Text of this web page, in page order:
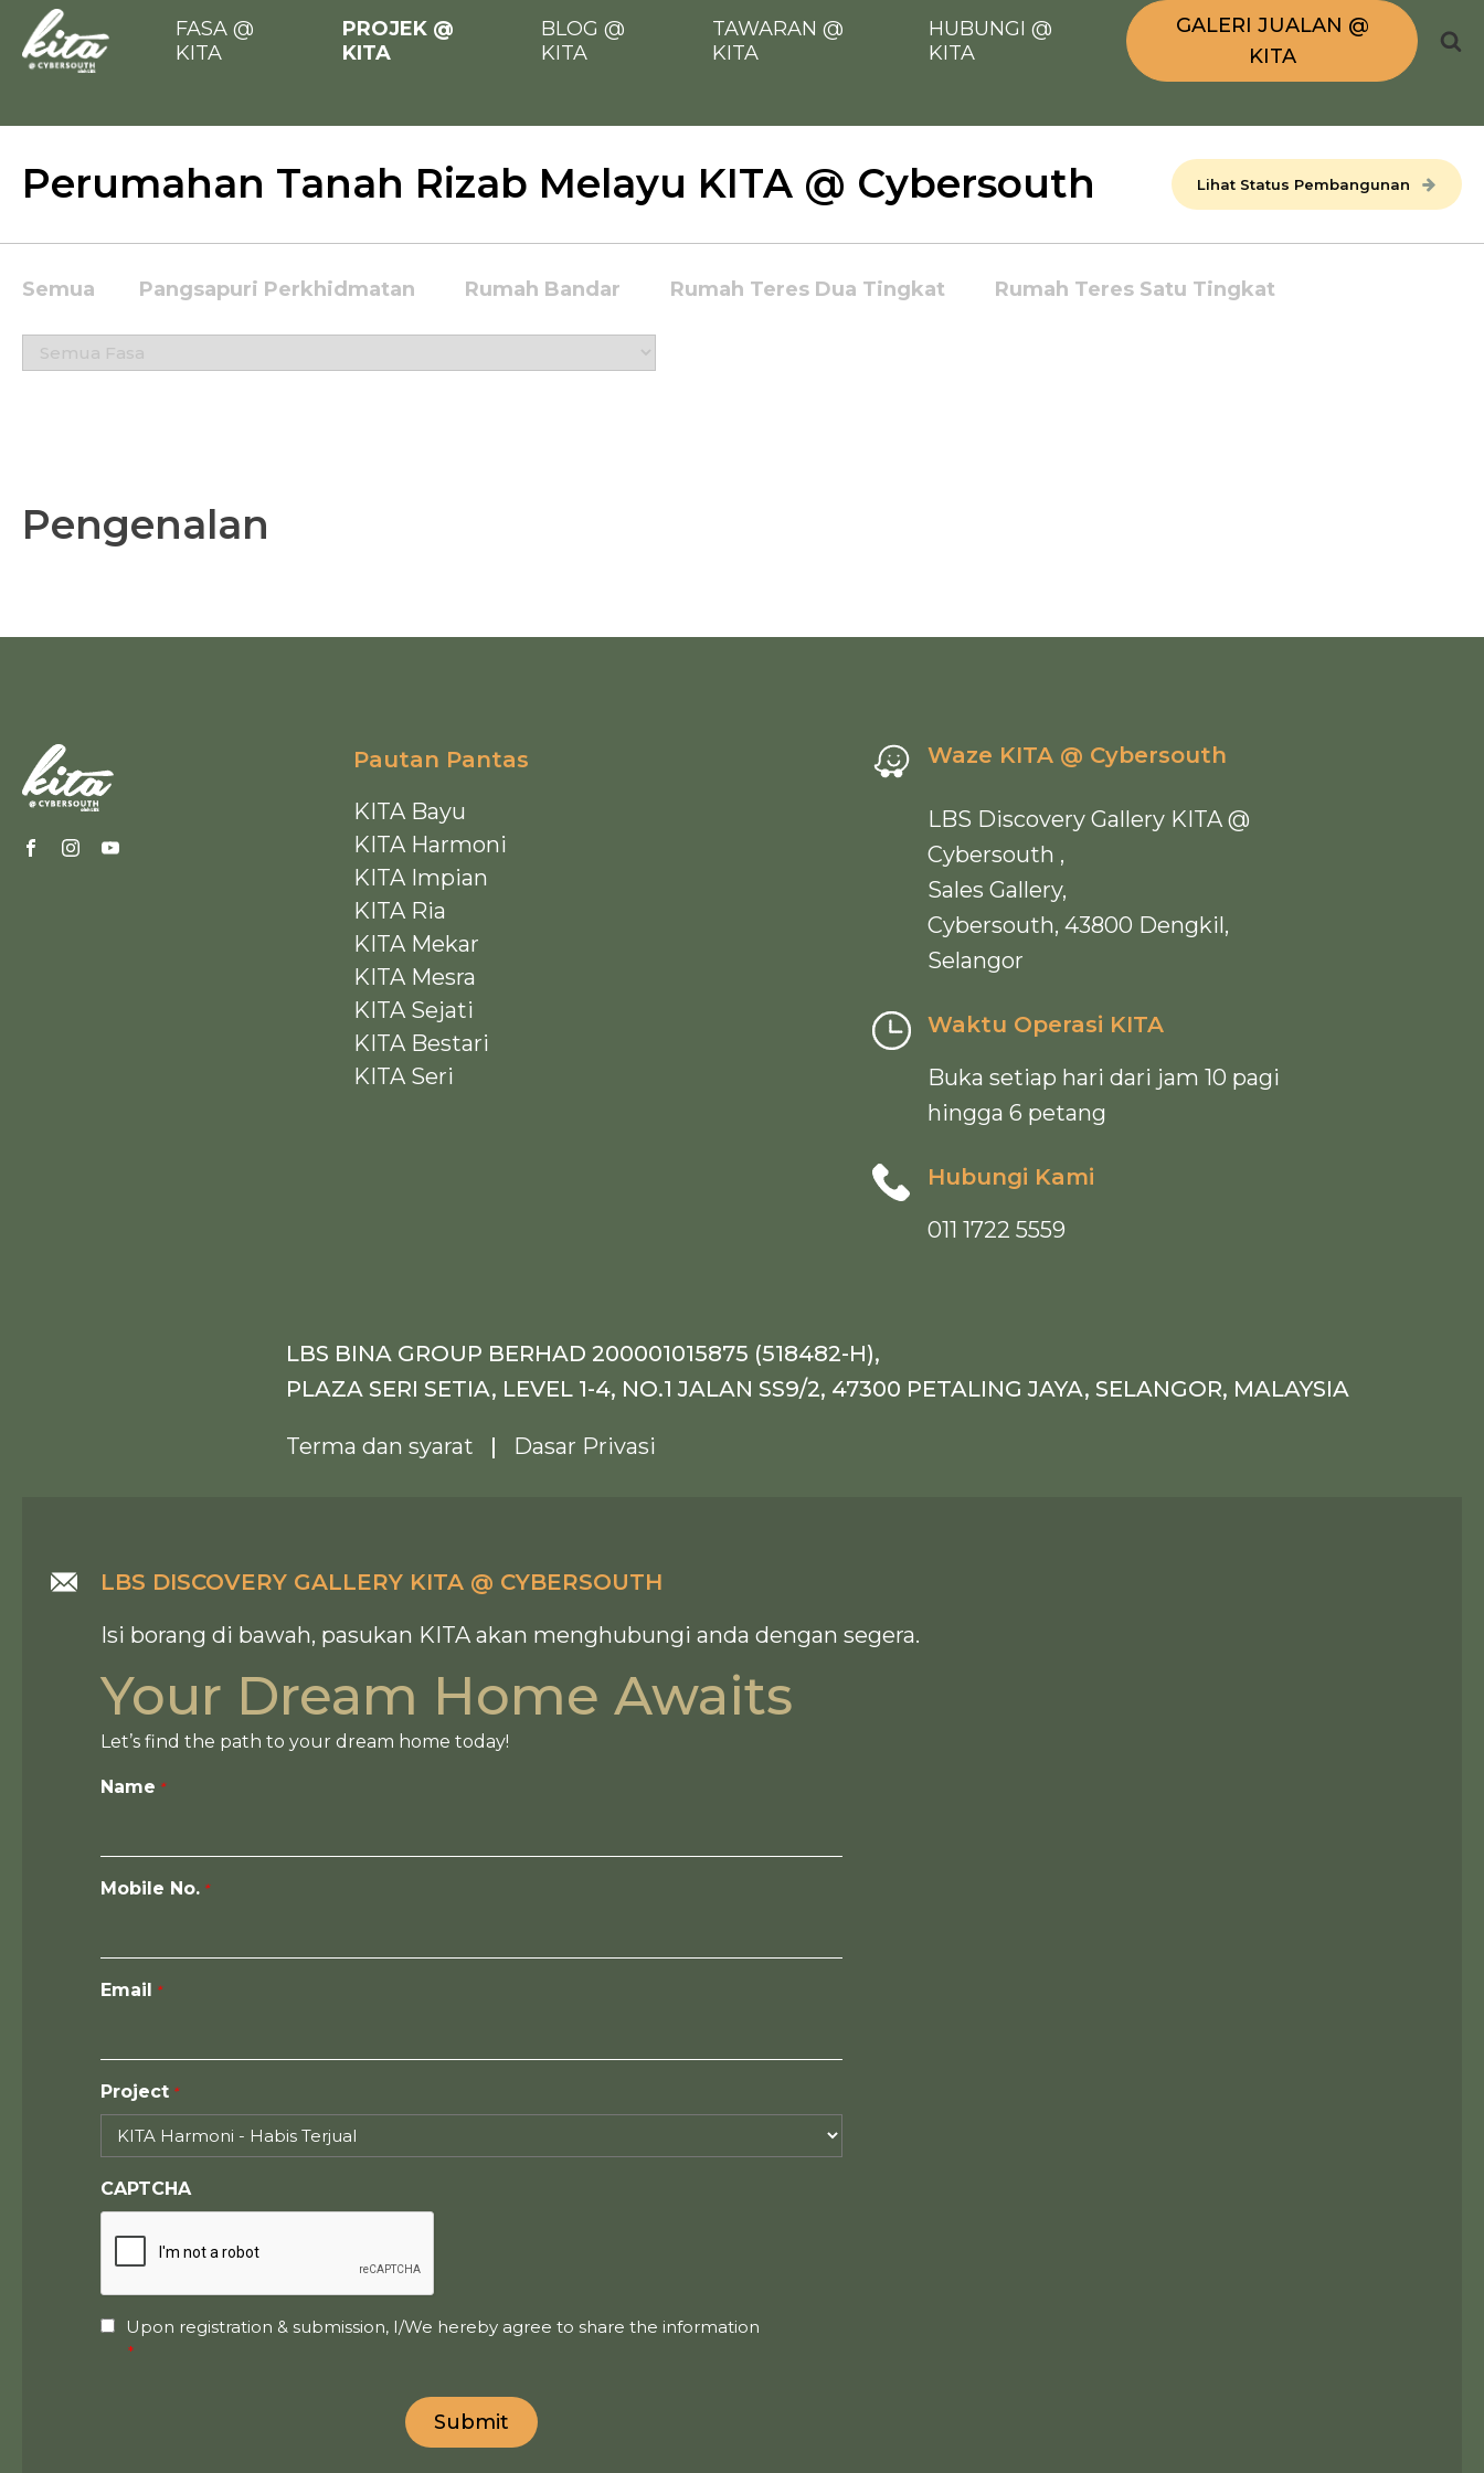
FASA @
KITA
PROJEK @
KITA
BLOG @
KITA
TAWARAN @
KITA
HUBUNGI @
KITA
GALERI JUALAN @
KITA
Perumahan Tanah Rizab Melayu KITA @ Cybersouth Lihat Status Pembangunan
Semua Pangsapuri Perkhidmatan Rumah Bandar Rumah Teres Dua Tingkat Rumah Teres Satu Tingkat
Pengenalan
Pautan Pantas
KITA Bayu
KITA Harmoni
KITA Impian
KITA Ria
KITA Mekar
KITA Mesra
KITA Sejati
KITA Bestari
KITA Seri
Waze KITA @ Cybersouth
LBS Discovery Gallery KITA @
Cybersouth ,
Sales Gallery,
Cybersouth, 43800 Dengkil,
Selangor
Waktu Operasi KITA
Buka setiap hari dari jam 10 pagi
hingga 6 petang
Hubungi Kami
011 1722 5559
LBS BINA GROUP BERHAD 200001015875 (518482-H),
PLAZA SERI SETIA, LEVEL 1-4, NO.1 JALAN SS9/2, 47300 PETALING JAYA, SELANGOR, MALAYSIA
Terma dan syarat | Dasar Privasi
LBS DISCOVERY GALLERY KITA @ CYBERSOUTH
Isi borang di bawah, pasukan KITA akan menghubungi anda dengan segera.
Your Dream Home Awaits
Let’s find the path to your dream home today!
Name
Mobile No.
Email
Project
CAPTCHA
Consent
Upon registration & submission, I/We hereby agree to share the information